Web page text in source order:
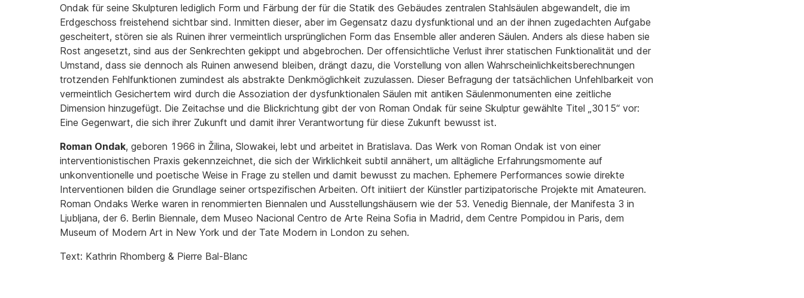
Ondak für seine Skulpturen lediglich Form und Färbung der für die Statik des Gebäudes zentralen Stahlsäulen abgewandelt, die im
Erdgeschoss freistehend sichtbar sind. Inmitten dieser, aber im Gegensatz dazu dysfunktional und an der ihnen zugedachten Aufgabe
gescheitert, stören sie als Ruinen ihrer vermeintlich ursprünglichen Form das Ensemble aller anderen Säulen. Anders als diese haben sie
Rost angesetzt, sind aus der Senkrechten gekippt und abgebrochen. Der offensichtliche Verlust ihrer statischen Funktionalität und der
Umstand, dass sie dennoch als Ruinen anwesend bleiben, drängt dazu, die Vorstellung von allen Wahrscheinlichkeitsberechnungen
trotzenden Fehlfunktionen zumindest als abstrakte Denkmöglichkeit zuzulassen. Dieser Befragung der tatsächlichen Unfehlbarkeit von
vermeintlich Gesichertem wird durch die Assoziation der dysfunktionalen Säulen mit antiken Säulenmonumenten eine zeitliche
Dimension hinzugefügt. Die Zeitachse und die Blickrichtung gibt der von Roman Ondak für seine Skulptur gewählte Titel „3015“ vor:
Eine Gegenwart, die sich ihrer Zukunft und damit ihrer Verantwortung für diese Zukunft bewusst ist.
Roman Ondak, geboren 1966 in Žilina, Slowakei, lebt und arbeitet in Bratislava. Das Werk von Roman Ondak ist von einer
interventionistischen Praxis gekennzeichnet, die sich der Wirklichkeit subtil annähert, um alltägliche Erfahrungsmomente auf
unkonventionelle und poetische Weise in Frage zu stellen und damit bewusst zu machen. Ephemere Performances sowie direkte
Interventionen bilden die Grundlage seiner ortspezifischen Arbeiten. Oft initiiert der Künstler partizipatorische Projekte mit Amateuren.
Roman Ondaks Werke waren in renommierten Biennalen und Ausstellungshäusern wie der 53. Venedig Biennale, der Manifesta 3 in
Ljubljana, der 6. Berlin Biennale, dem Museo Nacional Centro de Arte Reina Sofia in Madrid, dem Centre Pompidou in Paris, dem
Museum of Modern Art in New York und der Tate Modern in London zu sehen.
Text: Kathrin Rhomberg & Pierre Bal-Blanc